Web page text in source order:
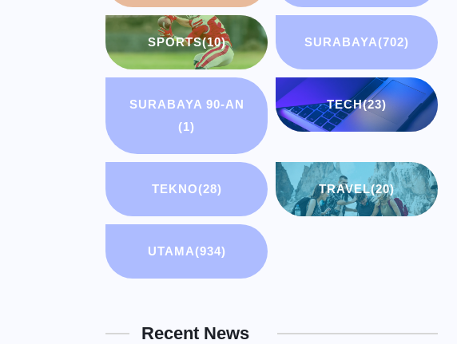
SPORTS(10) SURABAYA(702)
SURABAYA 90-AN
(1)
TECH(23)
TEKNO(28) TRAVEL(20)
UTAMA(934)
Recent News